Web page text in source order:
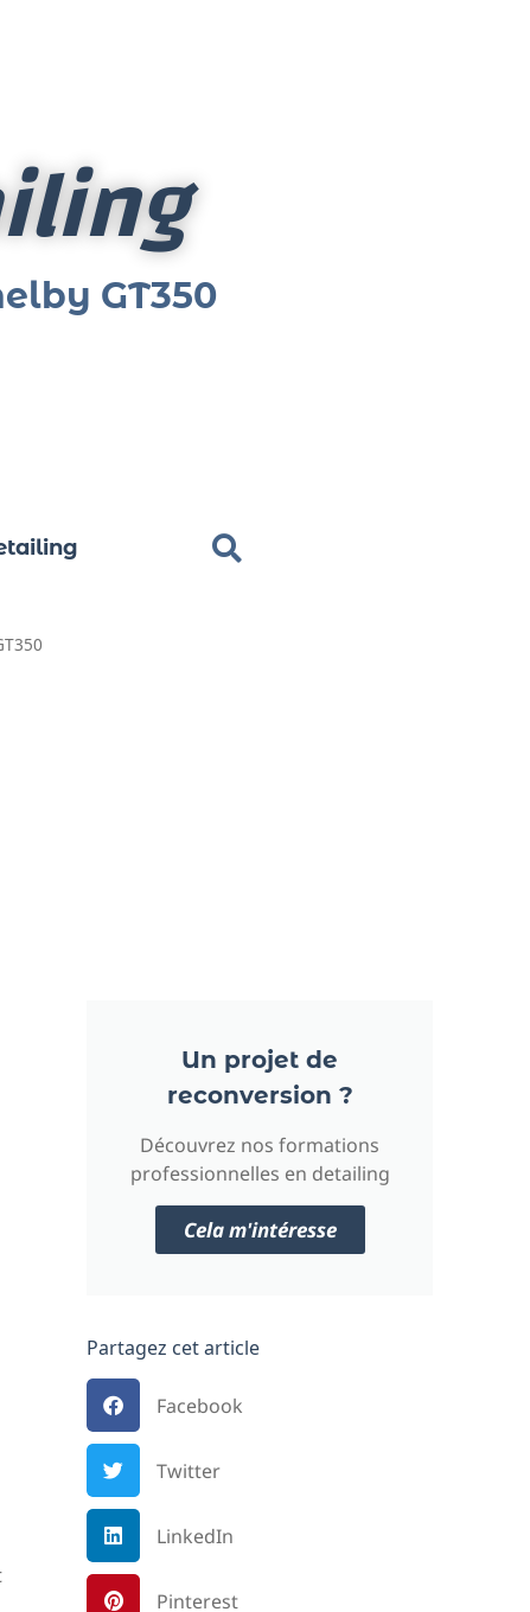
GT350
Un projet de
reconversion ?
Découvrez nos formations
professionnelles en detailing
Cela m'intéresse
Partagez cet article
Facebook
Twitter
LinkedIn
Pinterest